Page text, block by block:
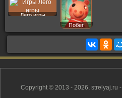
Лего игры
Побег
Copyright © 2013 - 2026, strelyaj.ru -